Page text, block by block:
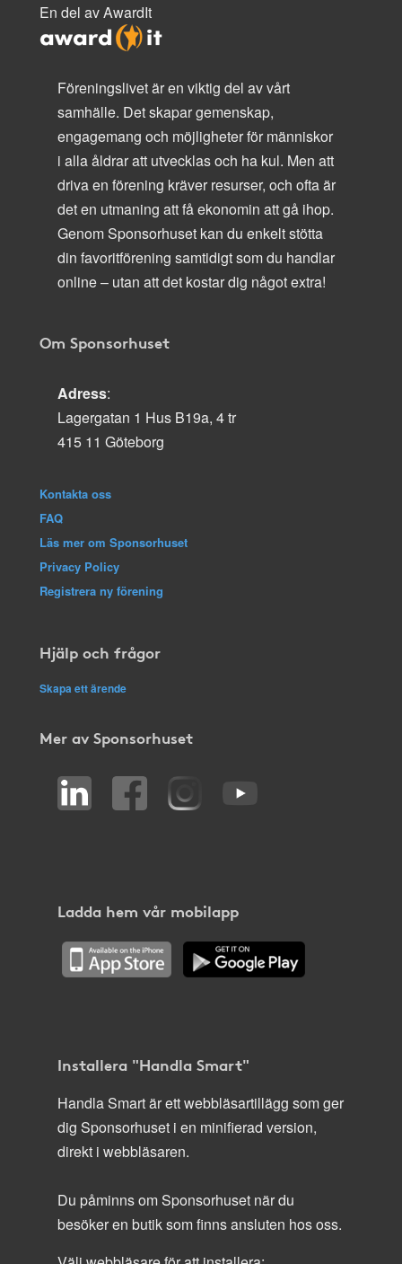
En del av AwardIt
Föreningslivet är en viktig del av vårt
samhälle. Det skapar gemenskap,
engagemang och möjligheter för människor
i alla åldrar att utvecklas och ha kul. Men att
driva en förening kräver resurser, och ofta är
det en utmaning att få ekonomin att gå ihop.
Genom Sponsorhuset kan du enkelt stötta
din favoritförening samtidigt som du handlar
online – utan att det kostar dig något extra!
Om Sponsorhuset
Adress:
Lagergatan 1 Hus B19a, 4 tr
415 11 Göteborg
Kontakta oss
FAQ
Läs mer om Sponsorhuset
Privacy Policy
Registrera ny förening
Hjälp och frågor
Skapa ett ärende
Mer av Sponsorhuset
Ladda hem vår mobilapp
Installera "Handla Smart"
Handla Smart är ett webbläsartillägg som ger
dig Sponsorhuset i en minifierad version,
direkt i webbläsaren.
Du påminns om Sponsorhuset när du
besöker en butik som finns ansluten hos oss.